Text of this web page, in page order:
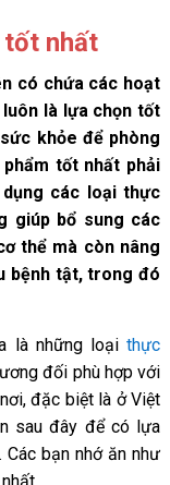
tốt nhất
có chứa các hoạt
là lựa chọn tốt
khỏe để phòng
tốt nhất phải
các loại thực
giúp bổ sung các
thể mà còn nâng
bệnh tật, trong đó
là những loạithực
đối phù hợp với
đặc biệt là ở Việt
sau đây để có lựa
bạn nhớ ăn như